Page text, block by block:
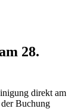
28.
direkt am
Buchung